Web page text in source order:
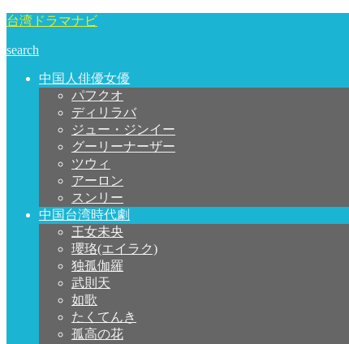
台湾ドラマナビ
search
中国人俳優女優
パフクオ
ディリラバ
ジュー・ジンイー
グーリーナーザー
ツウィ
アーロン
スンリー
中国台湾時代劇
王女未央
瓔珞(エイラク)
独孤伽羅
武則天
如歌
たくてんき
孤高の花